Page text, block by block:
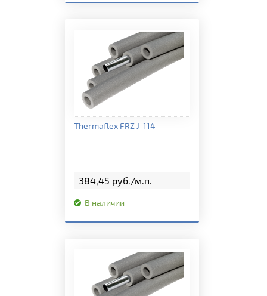
Подробная информация
Thermaflex FRZ J-114
384,45 руб./м.п.
В наличии